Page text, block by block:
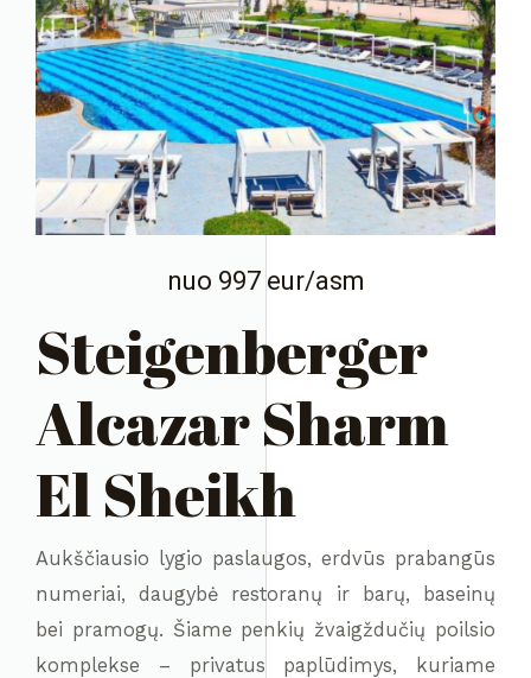
nuo 997 eur/asm
Steigenberger
Alcazar Sharm
El Sheikh
Aukščiausio lygio paslaugos, erdvūs prabangūs
numeriai, daugybė restoranų ir barų, baseinų
bei pramogų. Šiame penkių žvaigždučių poilsio
komplekse – privatus paplūdimys, kuriame